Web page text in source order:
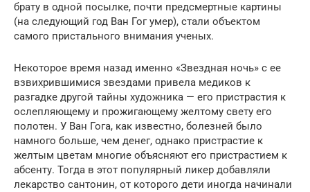
брату в одной посылке, почти предсмертные картины
(на следующий год Ван Гог умер), стали объектом
самого пристального внимания ученых.
Некоторое время назад именно «Звездная ночь» с ее
взвихрившимися звездами привела медиков к
разгадке другой тайны художника — его пристрастия к
ослепляющему и прожигающему желтому свету его
полотен. У Ван Гога, как известно, болезней было
намного больше, чем денег, однако пристрастие к
желтым цветам многие объясняют его пристрастием к
абсенту. Тогда в этот популярный ликер добавляли
лекарство сантонин, от которого дети иногда начинали